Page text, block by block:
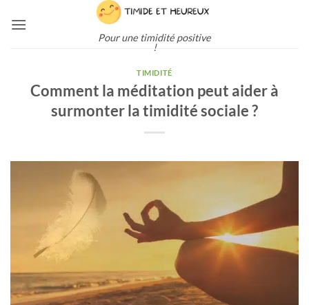
Pour une timidité positive
!
TIMIDITÉ
Comment la méditation peut aider à
surmonter la timidité sociale ?